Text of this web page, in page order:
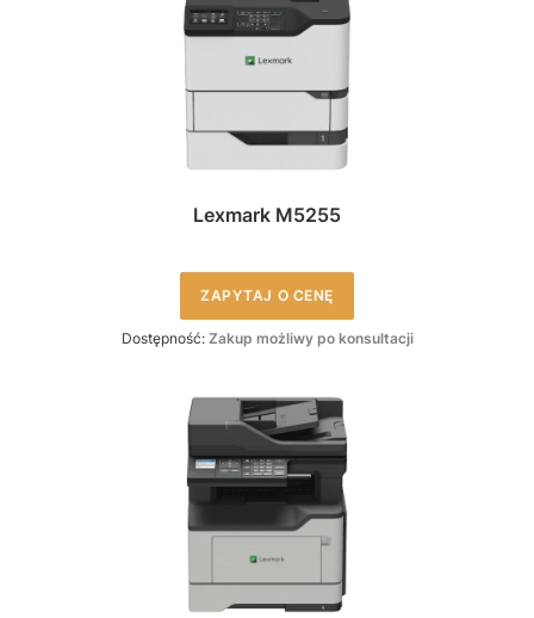
Lexmark M5255
ZAPYTAJ O CENĘ
Dostępność: Zakup możliwy po konsultacji